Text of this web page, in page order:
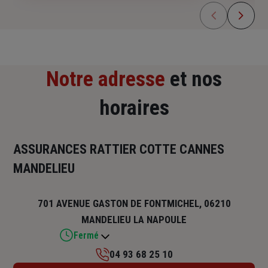
Notre adresse et nos
horaires
ASSURANCES RATTIER COTTE CANNES
MANDELIEU
701 AVENUE GASTON DE FONTMICHEL, 06210
MANDELIEU LA NAPOULE
Fermé
04 93 68 25 10